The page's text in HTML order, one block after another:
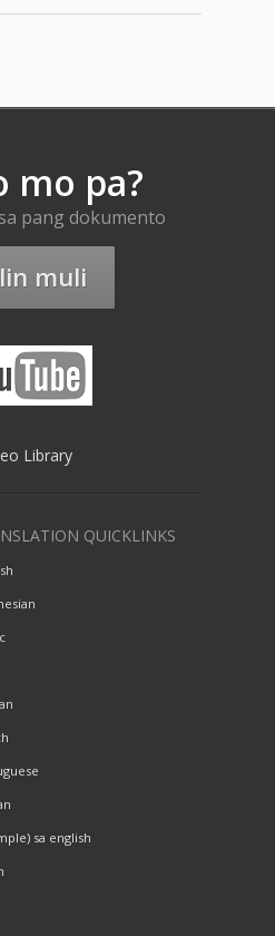
mo pa?
pang dokumento
muli
Library
QUICKLINKS
sa english